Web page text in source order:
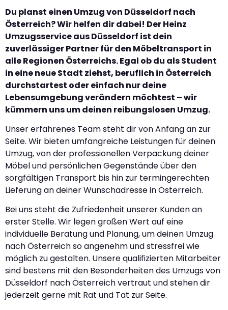
Du planst einen Umzug von Düsseldorf nach
Österreich? Wir helfen dir dabei! Der Heinz
Umzugsservice aus Düsseldorf ist dein
zuverlässiger Partner für den Möbeltransport in
alle Regionen Österreichs. Egal ob du als Student
in eine neue Stadt ziehst, beruflich in Österreich
durchstartest oder einfach nur deine
Lebensumgebung verändern möchtest – wir
kümmern uns um deinen reibungslosen Umzug.
Unser erfahrenes Team steht dir von Anfang an zur
Seite. Wir bieten umfangreiche Leistungen für deinen
Umzug, von der professionellen Verpackung deiner
Möbel und persönlichen Gegenstände über den
sorgfältigen Transport bis hin zur termingerechten
Lieferung an deiner Wunschadresse in Österreich.
Bei uns steht die Zufriedenheit unserer Kunden an
erster Stelle. Wir legen großen Wert auf eine
individuelle Beratung und Planung, um deinen Umzug
nach Österreich so angenehm und stressfrei wie
möglich zu gestalten. Unsere qualifizierten Mitarbeiter
sind bestens mit den Besonderheiten des Umzugs von
Düsseldorf nach Österreich vertraut und stehen dir
jederzeit gerne mit Rat und Tat zur Seite.